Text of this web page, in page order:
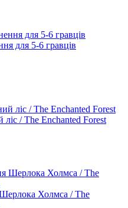
для 5-6 гравців
/ The Enchanted Forest
Холмса / The